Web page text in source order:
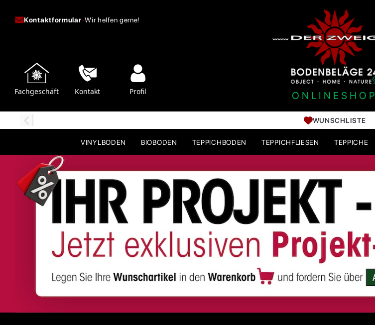
Kontaktformular-Wir helfen gerne!
Fachgeschäft Kontakt Profil ONLINESHOP
WUNSCHLISTE
VINYLBODEN BIOBODEN TEPPICHBODEN TEPPICHFLIESEN TEPPICHE